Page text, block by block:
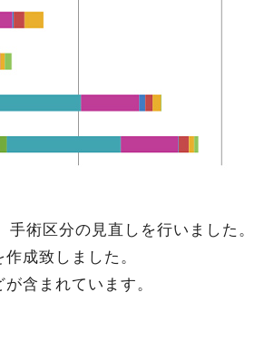
術区分の見直しを行いました。
成致しました。
含まれています。